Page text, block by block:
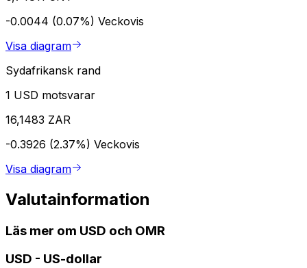
-0.0044 (0.07%) Veckovis
Visa diagram
Sydafrikansk rand
1 USD motsvarar
16,1483 ZAR
-0.3926 (2.37%) Veckovis
Visa diagram
Valutainformation
Läs mer om USD och OMR
USD - US-dollar